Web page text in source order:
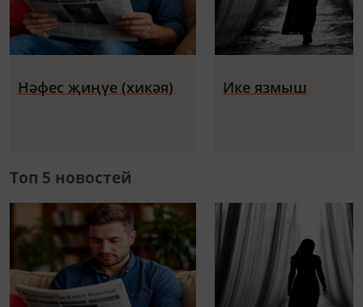
Нәфес җиңүе (хикәя) Ике язмыш
Топ 5 новостей